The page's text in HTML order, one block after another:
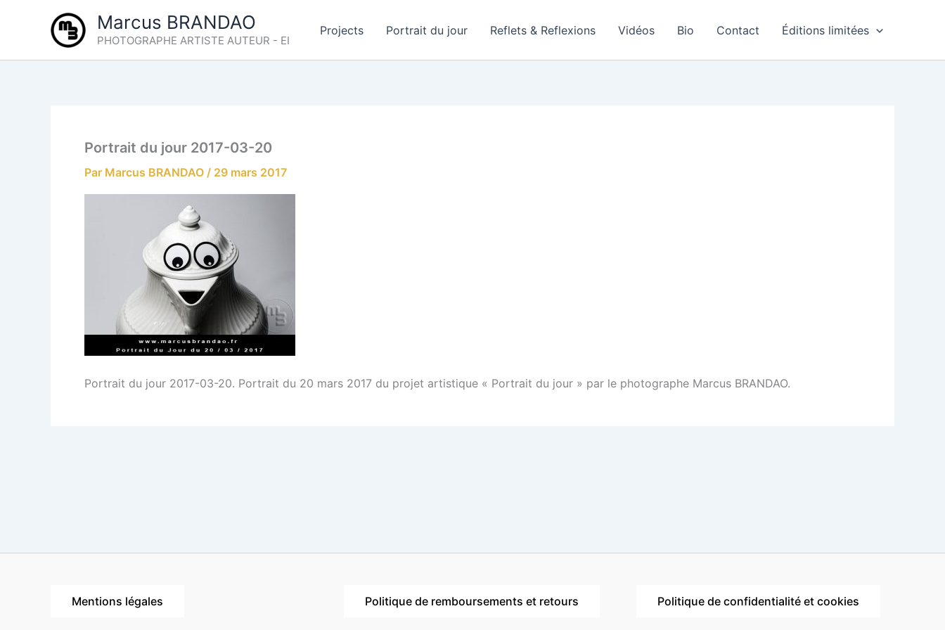
Marcus BRANDAO
PHOTOGRAPHE ARTISTE AUTEUR - EI
Projects Portrait du jour Reflets & Reflexions Vidéos Bio Contact Éditions limitées
Portrait du jour 2017-03-20
Par Marcus BRANDAO / 29 mars 2017
Portrait du jour 2017-03-20. Portrait du 20 mars 2017 du projet artistique « Portrait du jour » par le photographe Marcus BRANDAO.
Mentions légales Politique de remboursements et retours Politique de confidentialité et cookies